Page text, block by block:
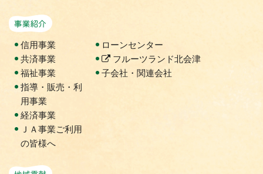
信用事業
共済事業
福祉事業
指導・販売・利
用事業
経済事業
ＪＡ事業ご利用
の皆様へ
ローンセンター
フルーツランド北会津
子会社・関連会社